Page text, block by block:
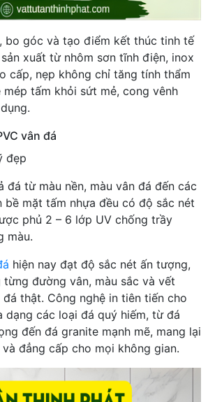
bo góc và tạo điểm kết thúc tinh tế
xuất từ nhôm sơn tĩnh điện, inox
cấp, nẹp không chỉ tăng tính thẩm
tấm khỏi sứt mẻ, cong vênh
vân đá
đẹp
đá từ màu nền, màu vân đá đến các
bề mặt tấm nhựa đều có độ sắc nét
phủ 2 – 6 lớp UV chống trầy
màu.
hiện nay đạt độ sắc nét ấn tượng,
đường vân, màu sắc và vết
thật. Công nghệ in tiên tiến cho
dạng các loại đá quý hiếm, từ đá
đến đá granite mạnh mẽ, mang lại
đẳng cấp cho mọi không gian.